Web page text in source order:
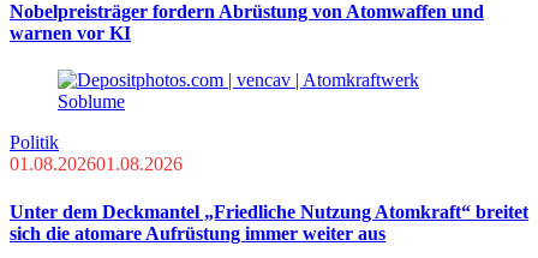
Nobelpreisträger fordern Abrüstung von Atomwaffen und
warnen vor KI
Politik
01.08.202601.08.2026
Unter dem Deckmantel „Friedliche Nutzung Atomkraft“ breitet
sich die atomare Aufrüstung immer weiter aus